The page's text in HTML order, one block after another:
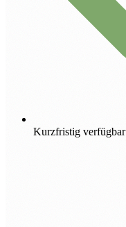
Kurzfristig verfügbar